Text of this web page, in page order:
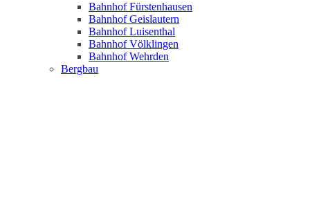
Bahnhof Fürstenhausen
Bahnhof Geislautern
Bahnhof Luisenthal
Bahnhof Völklingen
Bahnhof Wehrden
Bergbau